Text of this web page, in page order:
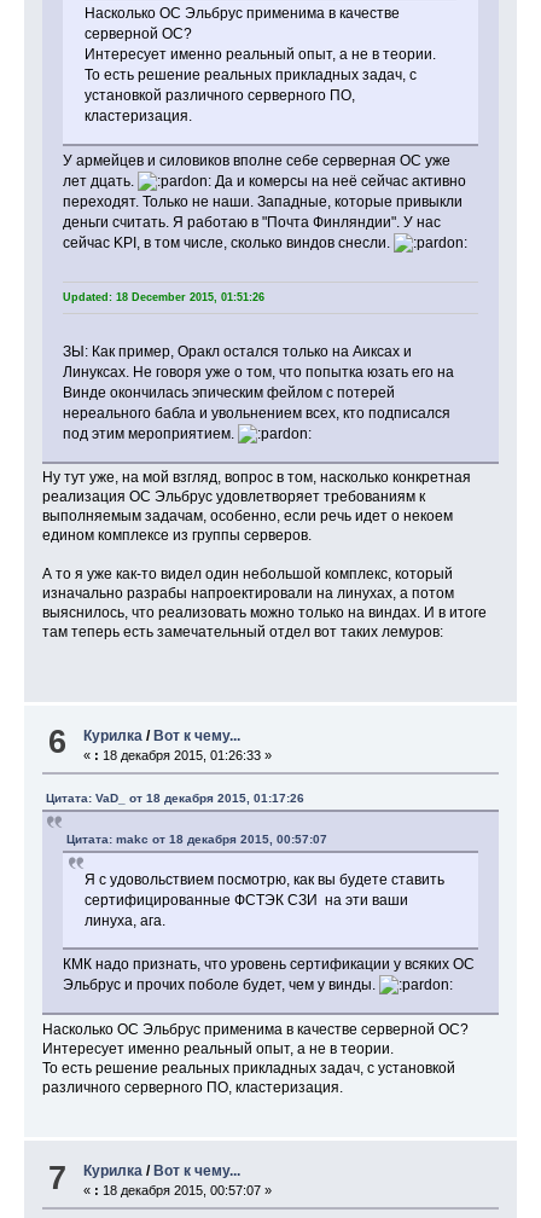
Насколько ОС Эльбрус применима в качестве
серверной ОС?
Интересует именно реальный опыт, а не в теории.
То есть решение реальных прикладных задач, с
установкой различного серверного ПО,
кластеризация.
У армейцев и силовиков вполне себе серверная ОС уже
лет дцать.
Да и комерсы на неё сейчас активно
переходят. Только не наши. Западные, которые привыкли
деньги считать. Я работаю в "Почта Финляндии". У нас
сейчас KPI, в том числе, сколько виндов снесли.
Updated: 18 December 2015, 01:51:26
ЗЫ: Как пример, Оракл остался только на Аиксах и
Линуксах. Не говоря уже о том, что попытка юзать его на
Винде окончилась эпическим фейлом с потерей
нереального бабла и увольнением всех, кто подписался
под этим мероприятием.
Ну тут уже, на мой взгляд, вопрос в том, насколько конкретная
реализация ОС Эльбрус удовлетворяет требованиям к
выполняемым задачам, особенно, если речь идет о некоем
едином комплексе из группы серверов.
А то я уже как-то видел один небольшой комплекс, который
изначально разрабы напроектировали на линухах, а потом
выяснилось, что реализовать можно только на виндах. И в итоге
там теперь есть замечательный отдел вот таких лемуров:
6 Курилка /Вот к чему...
« : 18 декабря 2015, 01:26:33 »
Цитата: VaD_ от 18 декабря 2015, 01:17:26
Цитата: makc от 18 декабря 2015, 00:57:07
Я с удовольствием посмотрю, как вы будете ставить
сертифицированные ФСТЭК СЗИ на эти ваши
линуха, ага.
КМК надо признать, что уровень сертификации у всяких ОС
Эльбрус и прочих поболе будет, чем у винды.
Насколько ОС Эльбрус применима в качестве серверной ОС?
Интересует именно реальный опыт, а не в теории.
То есть решение реальных прикладных задач, с установкой
различного серверного ПО, кластеризация.
7 Курилка / Вот к чему...
« : 18 декабря 2015, 00:57:07 »